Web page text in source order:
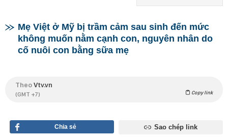
Mẹ Việt ở Mỹ bị trầm cảm sau sinh đến mức
không muốn nằm cạnh con, nguyên nhân do
cố nuôi con bằng sữa mẹ
TheoVtv.vn
(GMT +7) Copy link
Chia sẻ Sao chép link